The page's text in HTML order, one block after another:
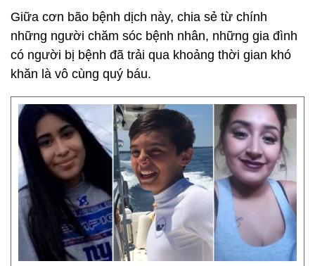
Giữa cơn bão bệnh dịch này, chia sẻ từ chính
những người chăm sóc bệnh nhân, những gia đình
có người bị bệnh đã trải qua khoảng thời gian khó
khăn là vô cùng quý báu.